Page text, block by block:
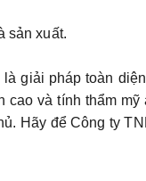
sản xuất.
giải pháp toàn
và tính thẩm
Hãy để Công ty